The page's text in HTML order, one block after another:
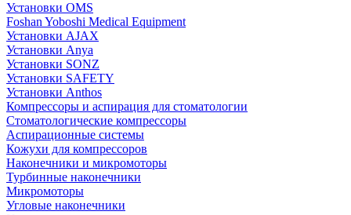
Установки OMS
Foshan Yoboshi Medical Equipment
Установки AJAX
Установки Anya
Установки SONZ
Установки SAFETY
Установки Anthos
Компрессоры и аспирация для стоматологии
Стоматологические компрессоры
Аспирационные системы
Кожухи для компрессоров
Наконечники и микромоторы
Турбинные наконечники
Микромоторы
Угловые наконечники